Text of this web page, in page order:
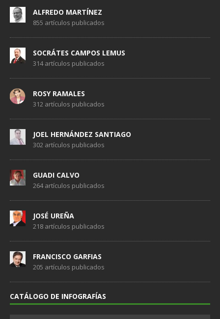
ALFREDO MARTÍNEZ
855 artículos publicados
SOCRÁTES CAMPOS LEMUS
314 artículos publicados
ROSY RAMALES
312 artículos publicados
JOEL HERNÁNDEZ SANTIAGO
302 artículos publicados
GUADI CALVO
264 artículos publicados
JOSÉ UREÑA
218 artículos publicados
FRANCISCO GARFIAS
205 artículos publicados
CATÁLOGO DE INFOGRAFÍAS